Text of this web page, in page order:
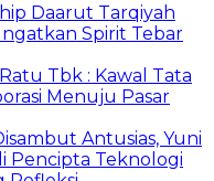
Daarut Tarqiyah
Spirit Tebar
Tbk : Kawal Tata
Menuju Pasar
Antusias, Yuni
Pencipta Teknologi